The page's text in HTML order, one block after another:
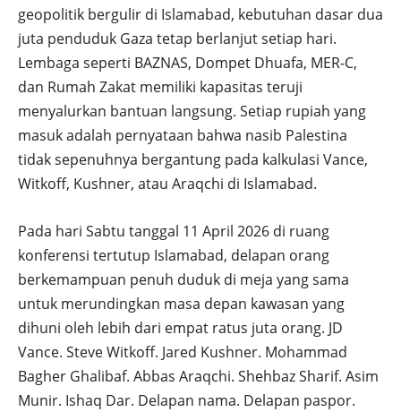
geopolitik bergulir di Islamabad, kebutuhan dasar dua
juta penduduk Gaza tetap berlanjut setiap hari.
Lembaga seperti BAZNAS, Dompet Dhuafa, MER-C,
dan Rumah Zakat memiliki kapasitas teruji
menyalurkan bantuan langsung. Setiap rupiah yang
masuk adalah pernyataan bahwa nasib Palestina
tidak sepenuhnya bergantung pada kalkulasi Vance,
Witkoff, Kushner, atau Araqchi di Islamabad.
Pada hari Sabtu tanggal 11 April 2026 di ruang
konferensi tertutup Islamabad, delapan orang
berkemampuan penuh duduk di meja yang sama
untuk merundingkan masa depan kawasan yang
dihuni oleh lebih dari empat ratus juta orang. JD
Vance. Steve Witkoff. Jared Kushner. Mohammad
Bagher Ghalibaf. Abbas Araqchi. Shehbaz Sharif. Asim
Munir. Ishaq Dar. Delapan nama. Delapan paspor.